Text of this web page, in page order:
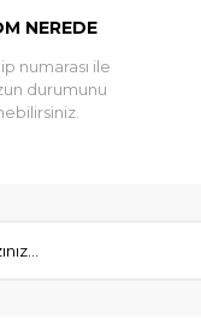
NEREDE
numarası ile
durumunu